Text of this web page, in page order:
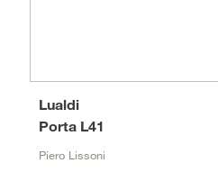
Porta L41
Lualdi
Piero Lissoni